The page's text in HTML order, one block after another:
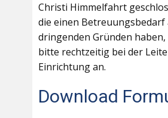
Christi Himmelfahrt
die einen Betreuungsbedarf
dringenden Gründen haben,
bitte rechtzeitig bei der
Einrichtung an.
Download